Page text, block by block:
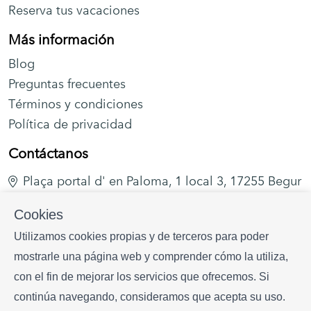
Cookies
Utilizamos cookies propias y de terceros para poder
mostrarle una página web y comprender cómo la utiliza,
con el fin de mejorar los servicios que ofrecemos. Si
continúa navegando, consideramos que acepta su uso.
Servicios de concierge y
actividades locales
✔ Chef privado
✔ Catas de vino y experiencias gastronómicas
✔ Organización de golf
✔ Alquiler de barcos
✔ Servicios de bienestar y belleza
✔ Actividades exclusivas a medida
Begur – Destino todo el año
✔ Clima suave y soleado
✔ Playas tranquilas
Reserva tus vacaciones
Más información
Blog
Preguntas frecuentes
Términos y condiciones
Política de privacidad
Contáctanos
Plaça portal d' en Paloma, 1 local 3, 17255 Begur
+34 628 216 577
info
begurrentals.com